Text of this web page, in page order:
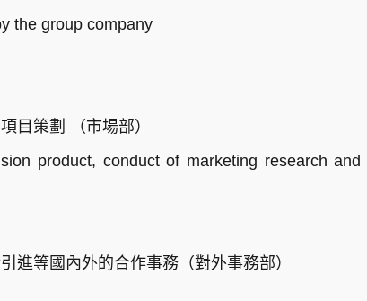
the group company
目策劃 （市場部）
product, conduct of marketing research and
進等國內外的合作事務（對外事務部）